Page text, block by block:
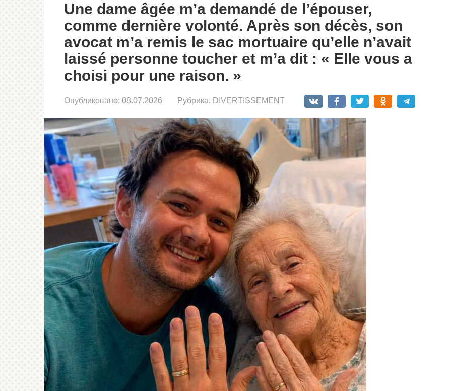
Une dame âgée m’a demandé de l’épouser,
comme dernière volonté. Après son décès, son
avocat m’a remis le sac mortuaire qu’elle n’avait
laissé personne toucher et m’a dit : « Elle vous a
choisi pour une raison. »
Опубликовано: 08.07.2026 Рубрика: DIVERTISSEMENT